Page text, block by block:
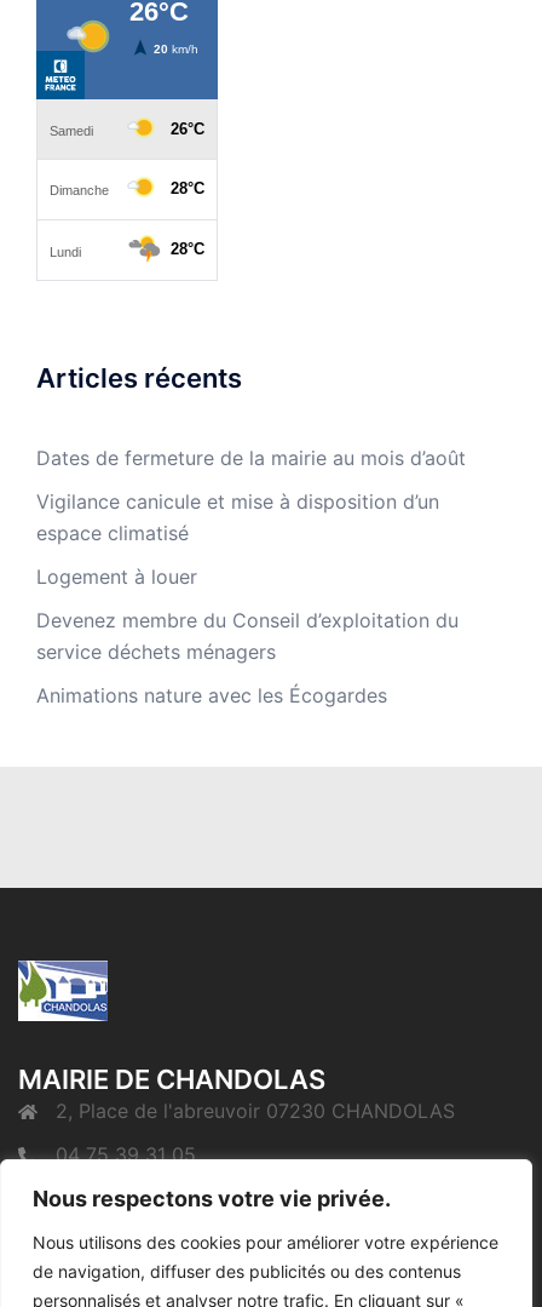
Nous respectons votre vie privée.
Nous utilisons des cookies pour améliorer votre expérience
de navigation, diffuser des publicités ou des contenus
personnalisés et analyser notre trafic. En cliquant sur «
Articles récents
Dates de fermeture de la mairie au mois d’août
Vigilance canicule et mise à disposition d’un
espace climatisé
Logement à louer
Devenez membre du Conseil d’exploitation du
service déchets ménagers
Animations nature avec les Écogardes
MAIRIE DE CHANDOLAS
2, Place de l'abreuvoir 07230 CHANDOLAS
04 75 39 31 05
mairie@chandolas.fr
Mentions Légales